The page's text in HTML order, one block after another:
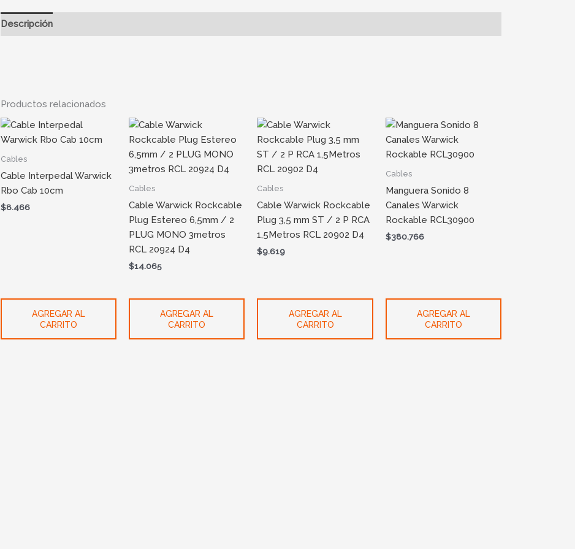
Descripción
Productos relacionados
Cables
Cable Interpedal Warwick
Rbo Cab 10cm
$8.466
AGREGAR AL
CARRITO
Cables
Cable Warwick Rockcable
Plug Estereo 6,5mm / 2
PLUG MONO 3metros
RCL 20924 D4
$14.065
AGREGAR AL
CARRITO
Cables
Cable Warwick Rockcable
Plug 3,5 mm ST / 2 P RCA
1,5Metros RCL 20902 D4
$9.619
AGREGAR AL
CARRITO
Cables
Manguera Sonido 8
Canales Warwick
Rockable RCL30900
$380.766
AGREGAR AL
CARRITO